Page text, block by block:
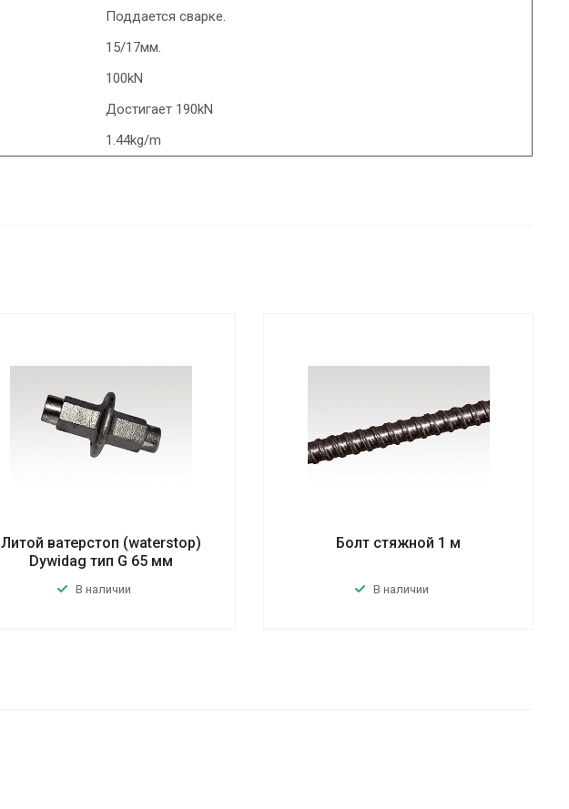
Поддается сварке.
15/17мм.
100kN
Достигает 190kN
1.44kg/m
Литой ватерстоп (waterstop)
Dywidag тип G 65 мм
В наличии
Болт стяжной 1 м
В наличии